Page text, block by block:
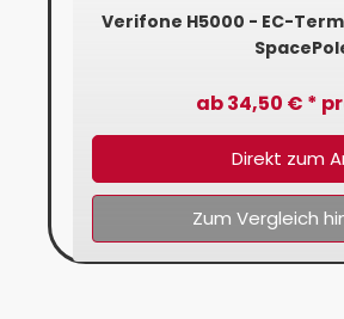
Verifone H5000 - EC-
ab 34,50 € *
Direkt zum
Zum Vergleich